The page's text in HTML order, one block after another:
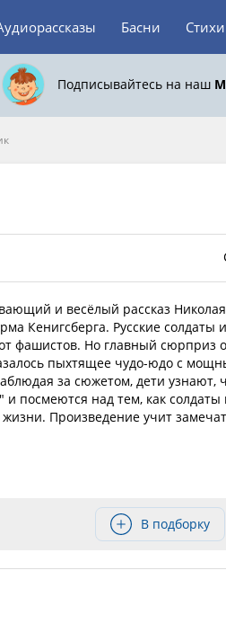
Басни Стихи
Подписывайтесь на наш
и весёлый рассказ
Кенигсберга. Русские солдаты
фашистов. Но главный сюрприз
пыхтящее чудо-юдо с
за сюжетом, дети узнают,
и посмеются над тем, как
жизни. Произведение учит
В подборку